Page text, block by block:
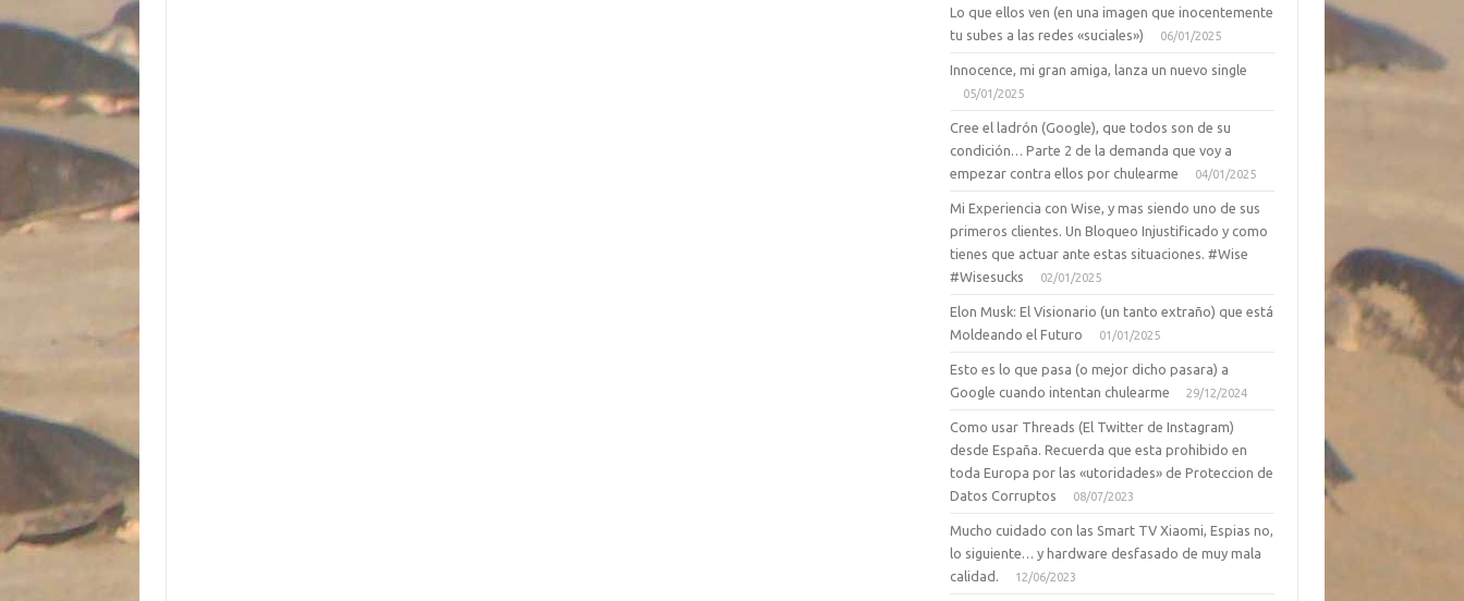
Lo que ellos ven (en una imagen que inocentemente
tu subes a las redes «suciales»)
06/01/2025
Innocence, mi gran amiga, lanza un nuevo single
05/01/2025
Cree el ladrón (Google), que todos son de su
condición… Parte 2 de la demanda que voy a
empezar contra ellos por chulearme
04/01/2025
Mi Experiencia con Wise, y mas siendo uno de sus
primeros clientes. Un Bloqueo Injustificado y como
tienes que actuar ante estas situaciones. #Wise
#Wisesucks
02/01/2025
Elon Musk: El Visionario (un tanto extraño) que está
Moldeando el Futuro
01/01/2025
Esto es lo que pasa (o mejor dicho pasara) a
Google cuando intentan chulearme
29/12/2024
Como usar Threads (El Twitter de Instagram)
desde España. Recuerda que esta prohibido en
toda Europa por las «utoridades» de Proteccion de
Datos Corruptos
08/07/2023
Mucho cuidado con las Smart TV Xiaomi, Espias no,
lo siguiente… y hardware desfasado de muy mala
calidad.
12/06/2023